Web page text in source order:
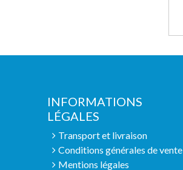
INFORMATIONS
LÉGALES
Transport et livraison
Conditions générales de vente
Mentions légales